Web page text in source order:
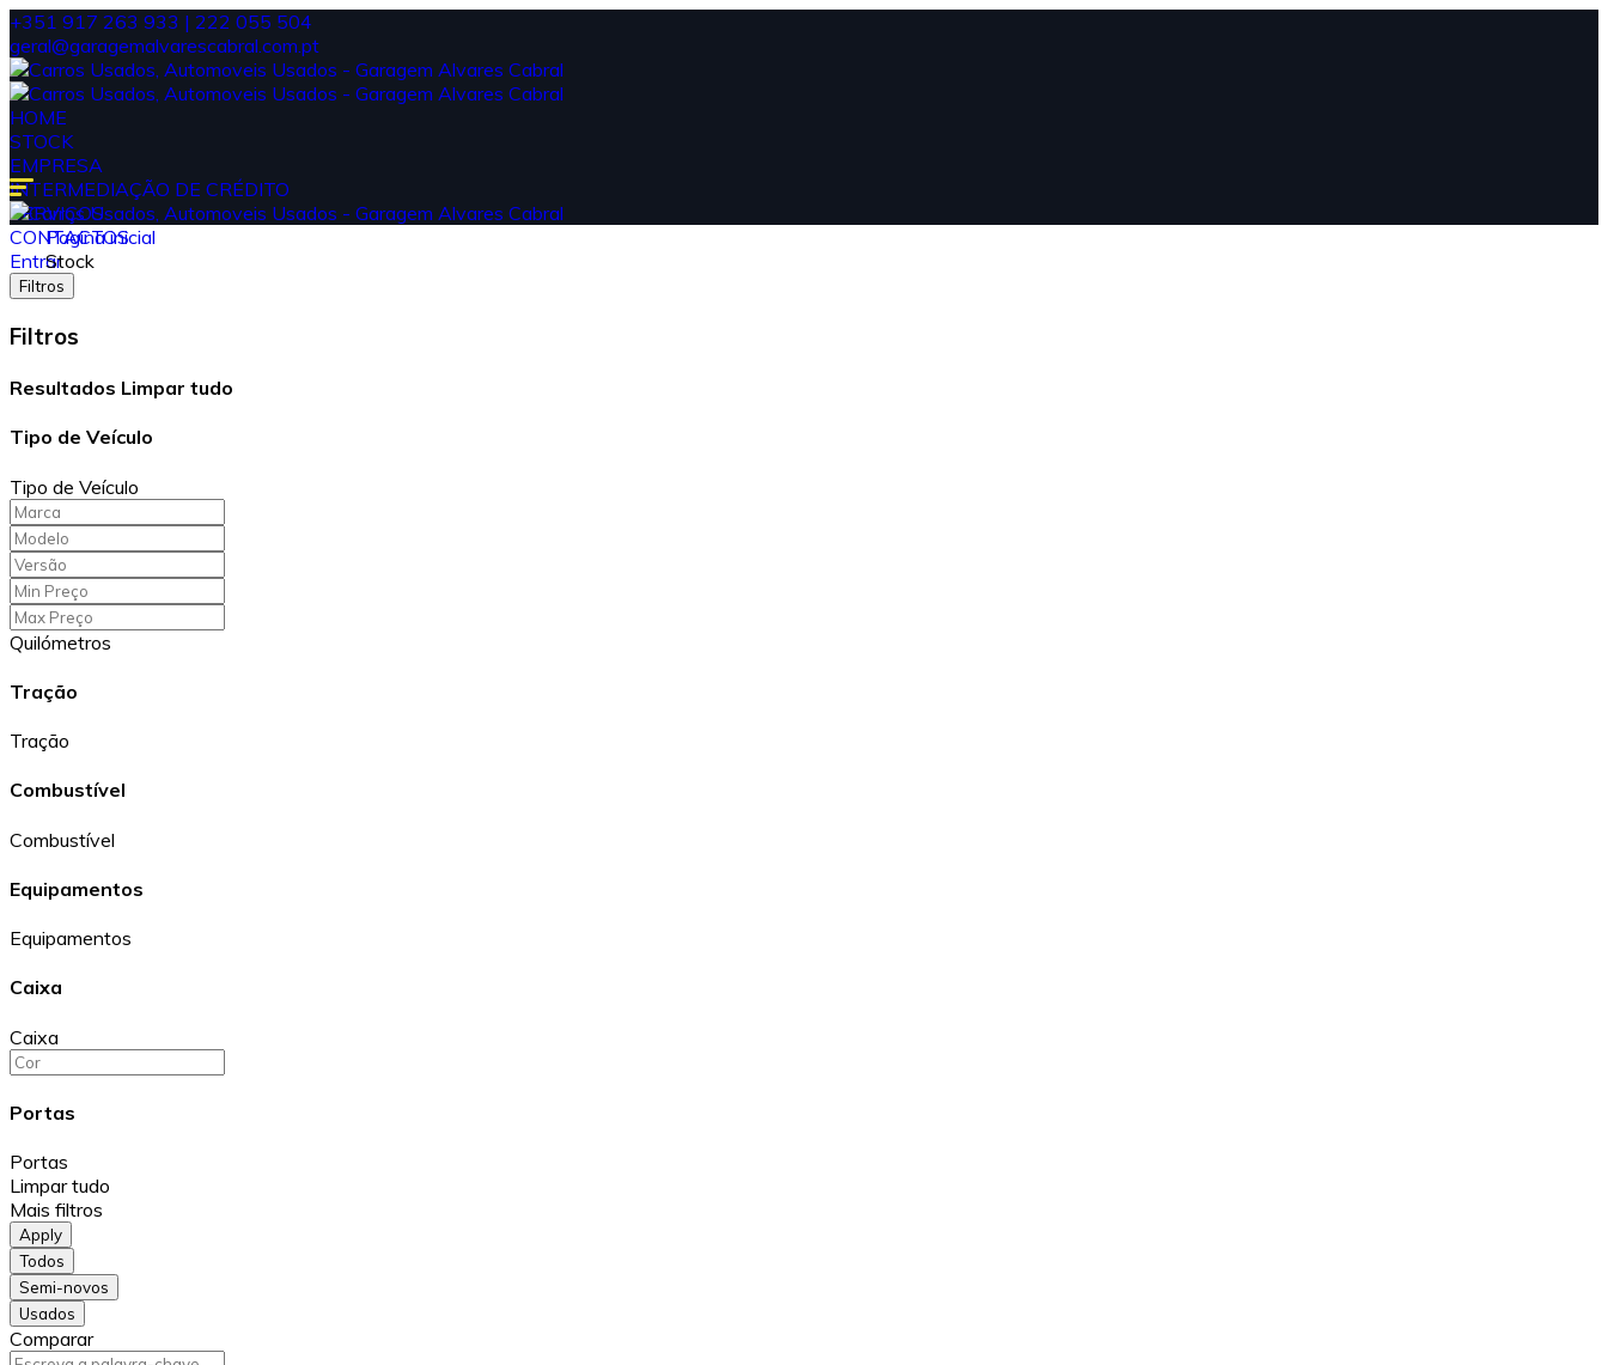
+351 917 263 933 | 222 055 504
geral@garagemalvarescabral.com.pt
HOME
STOCK
EMPRESA
INTERMEDIAÇÃO DE CRÉDITO
SERVIÇOS
CONTACTOS
Entrar
Pagina inicial
Stock
Filtros
Filtros
Resultados Limpar tudo
Tipo de Veículo
Tipo de Veículo
Quilómetros
Tração
Tração
Combustível
Combustível
Equipamentos
Equipamentos
Caixa
Caixa
Portas
Portas
Limpar tudo
Mais filtros
Apply
Todos
Semi-novos
Usados
Comparar